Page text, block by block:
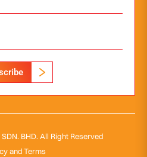
BHD. All Right Reserved
and Terms